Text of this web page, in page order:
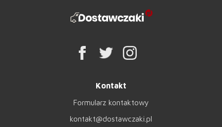
Kontakt
Formularz kontaktowy
kontakt@dostawczaki.pl